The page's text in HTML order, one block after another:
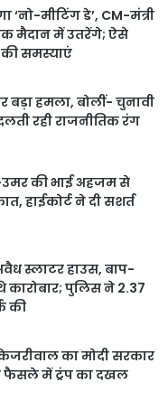
‘नो-मीटिंग डे’, CM-मंत्री
मैदान में उतरेंगे; ऐसे
समस्याएं
बड़ा हमला, बोलीं- चुनावी
रही राजनीतिक रंग
की भाई अहजम से
हाईकोर्ट ने दी सशर्त
स्लाटर हाउस, बाप-
कारोबार; पुलिस ने 2.37
की
का मोदी सरकार
फैसले में ट्रंप का दखल